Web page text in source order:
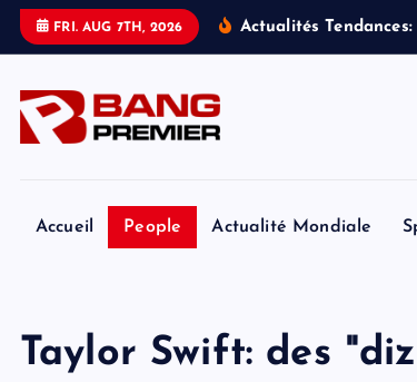
FRI. AUG 7TH, 2026 Actualités Tendances:
Accueil People Actualité Mondiale
Taylor Swift: des